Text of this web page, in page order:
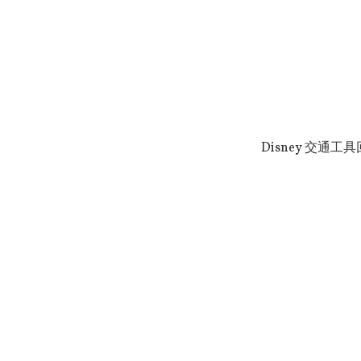
Disney 交通工具